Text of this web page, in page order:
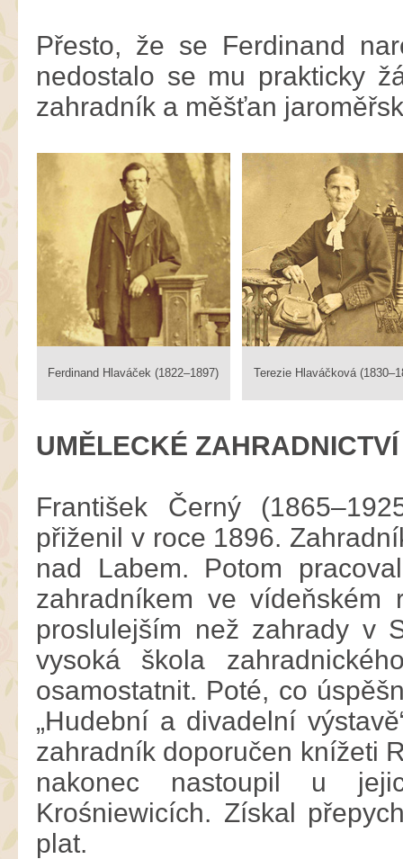
Přesto, že se Ferdinand
nedostalo se mu prakticky
zahradník a měšťan
Ferdinand Hlaváček (1822–1897) Terezie Hlaváčková
UMĚLECKÉ ZAHRADNICTVÍ
František Černý
přiženil v roce 1896.
nad Labem. Potom
zahradníkem ve vídeňském
proslulejším než zahrady v
vysoká škola
osamostatnit. Poté, co
„Hudební a divadelní
zahradník doporučen knížeti
nakonec nastoupil u
Krośniewicích. Získal
plat.